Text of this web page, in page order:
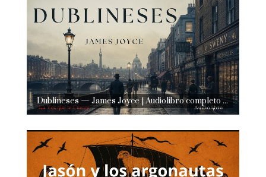
Dublineses — James Joyce | Audiolibro completo en español | Voz humana real